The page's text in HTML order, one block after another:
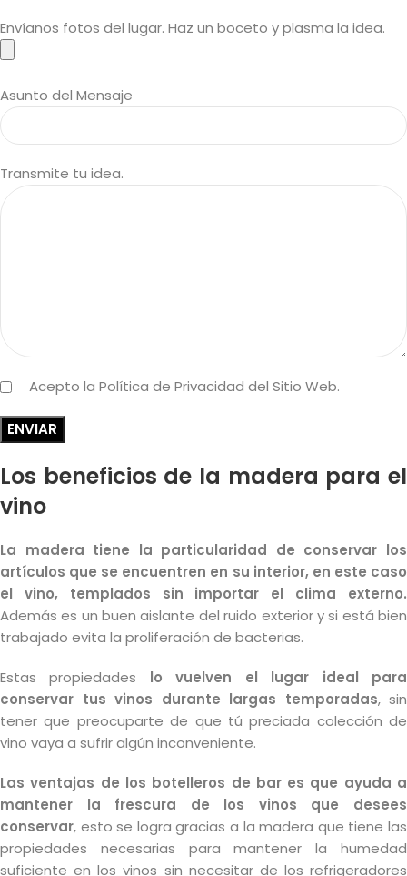
Envíanos fotos del lugar. Haz un boceto y plasma la idea.
Asunto del Mensaje
Transmite tu idea.
Acepto la Política de Privacidad del Sitio Web.
Los beneficios de la madera para el
vino
La madera tiene la particularidad de conservar los
artículos que se encuentren en su interior, en este caso
el vino, templados sin importar el clima externo.
Además es un buen aislante del ruido exterior y si está bien
trabajado evita la proliferación de bacterias.
Estas propiedades lo vuelven el lugar ideal para
conservar tus vinos durante largas temporadas, sin
tener que preocuparte de que tú preciada colección de
vino vaya a sufrir algún inconveniente.
Las ventajas de los botelleros de bar es que ayuda a
mantener la frescura de los vinos que desees
conservar, esto se logra gracias a la madera que tiene las
propiedades necesarias para mantener la humedad
suficiente en los vinos sin necesitar de los refrigeradores